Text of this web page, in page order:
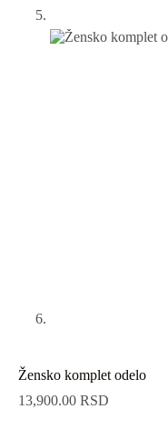
Žensko komplet odelo
13,900.00 RSD